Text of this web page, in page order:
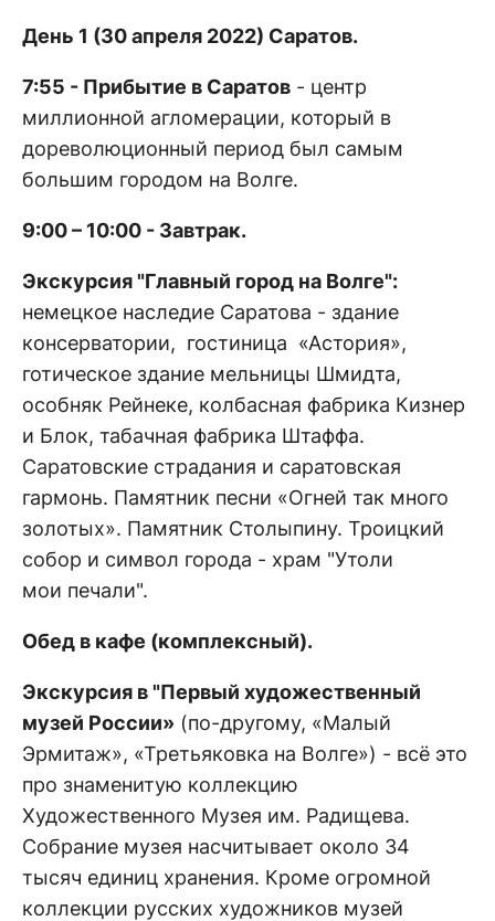
День 1 (30 апреля 2022) Саратов.
7:55 - Прибытие в Саратов - центр
миллионной агломерации, который в
дореволюционный период был самым
большим городом на Волге.
9:00 – 10:00 - Завтрак.
Экскурсия "Главный город на Волге":
немецкое наследие Саратова - здание
консерватории, гостиница «Астория»,
готическое здание мельницы Шмидта,
особняк Рейнеке, колбасная фабрика Кизнер
и Блок, табачная фабрика Штаффа.
Саратовские страдания и саратовская
гармонь. Памятник песни «Огней так много
золотых». Памятник Столыпину. Троицкий
собор и символ города - храм "Утоли
мои печали".
Обед в кафе (комплексный).
Экскурсия в "Первый художественный
музей России» (по-другому, «Малый
Эрмитаж», «Третьяковка на Волге») - всё это
про знаменитую коллекцию
Художественного Музея им. Радищева.
Собрание музея насчитывает около 34
тысяч единиц хранения. Кроме огромной
коллекции русских художников музей